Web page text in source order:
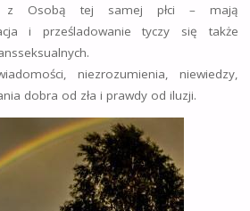
z Osobą tej samej płci – mają
i prześladowanie tyczy się także
niezrozumienia, niewiedzy,
dobra od zła i prawdy od iluzji.